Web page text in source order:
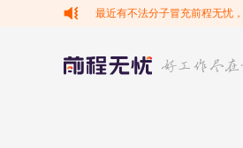
最近有不法分子冒充前程无忧